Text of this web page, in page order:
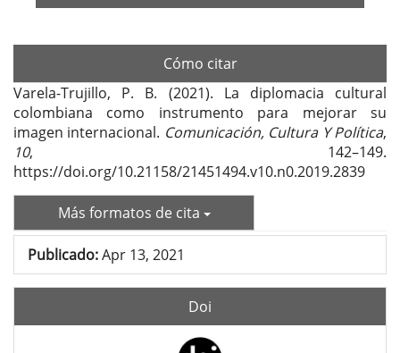
Cómo citar
Varela-Trujillo, P. B. (2021). La diplomacia cultural
colombiana como instrumento para mejorar su
imagen internacional. Comunicación, Cultura Y Política,
10, 142–149.
https://doi.org/10.21158/21451494.v10.n0.2019.2839
Más formatos de cita
Publicado:Apr 13, 2021
Doi